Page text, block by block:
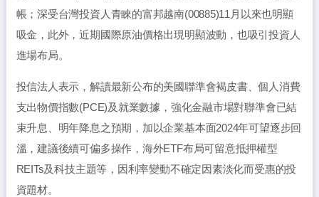
帳；深受台灣投資人青睞的富邦越南(00885)11月以來也明顯
吸金，此外，近期國際原油價格出現明顯波動，也吸引投資人
進場布局。
投信法人表示，解讀最新公布的美國聯準會褐皮書、個人消費
支出物價指數(PCE)及就業數據，強化金融市場對聯準會已結
束升息、明年降息之預期，加以企業基本面2024年可望逐步回
溫，建議後續可偏多操作，海外ETF布局可留意抵押權型
REITs及科技主題等，因利率變動不確定因素淡化而受惠的投
資題材。